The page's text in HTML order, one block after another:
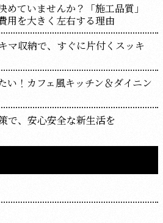
めていませんか？「施工品質」
用を大きく左右する理由
マ収納で、すぐに片付くスッキ
い！カフェ風キッチン＆ダイニン
で、安心安全な新生活を